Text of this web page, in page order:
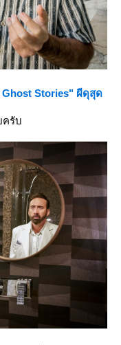
Ghost Stories" ผีดุสุด
ครับ